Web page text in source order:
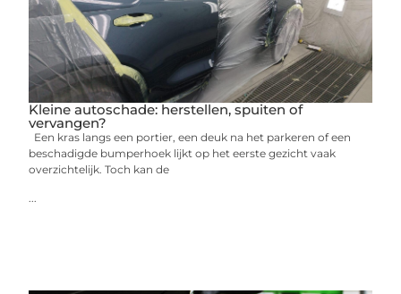
Kleine autoschade: herstellen, spuiten of
vervangen?
Een kras langs een portier, een deuk na het parkeren of een
beschadigde bumperhoek lijkt op het eerste gezicht vaak
overzichtelijk. Toch kan de